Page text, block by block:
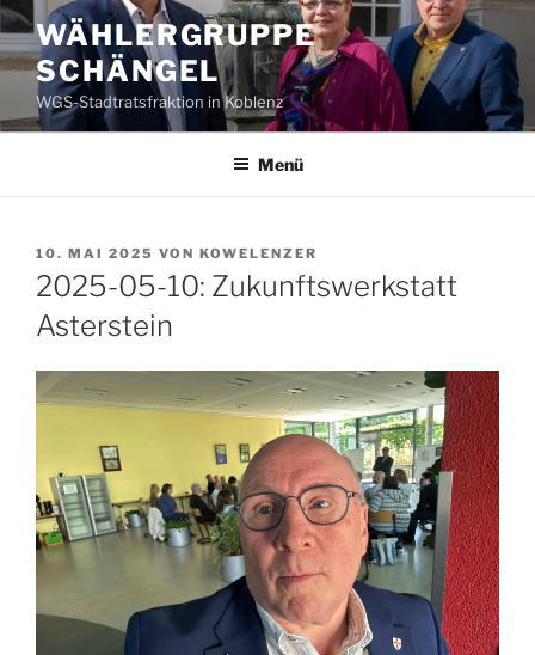
Zum
Inhalt
springen
WÄHLERGRUPPE
SCHÄNGEL
WGS-Stadtratsfraktion in Koblenz
Menü
VERÖFFENTLICHT
AM
10. MAI 2025 VON KOWELENZER
2025-05-10: Zukunftswerkstatt
Asterstein